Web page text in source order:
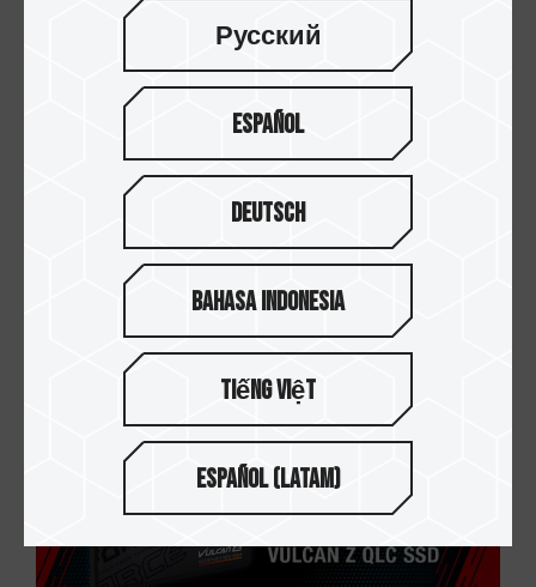
就算存在这样规格的固态硬盘，现阶段来说也未必
是“ 相等容量的QLC一定比TLC 固态硬盘价格低”
Русский
Español
Deutsch
Bahasa Indonesia
Tiếng Việt
Español (Latam)